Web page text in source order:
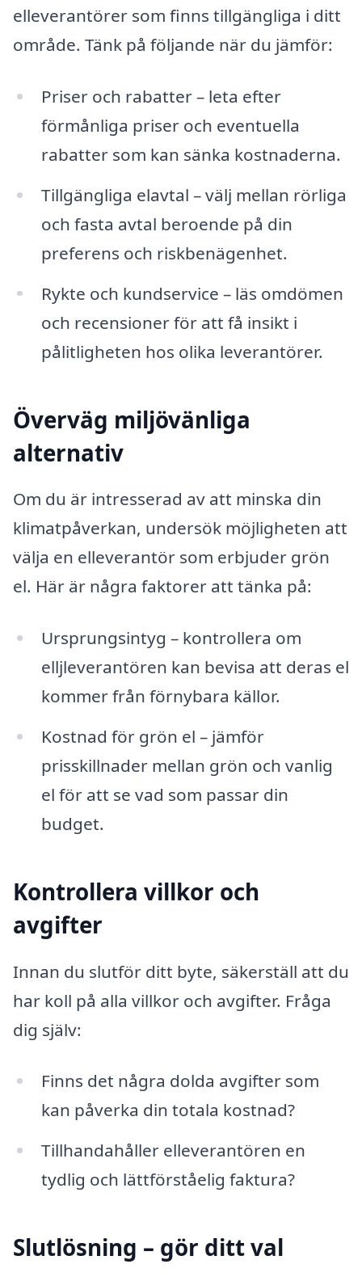
elleverantörer som finns tillgängliga i ditt
område. Tänk på följande när du jämför:
Priser och rabatter – leta efter
förmånliga priser och eventuella
rabatter som kan sänka kostnaderna.
Tillgängliga elavtal – välj mellan rörliga
och fasta avtal beroende på din
preferens och riskbenägenhet.
Rykte och kundservice – läs omdömen
och recensioner för att få insikt i
pålitligheten hos olika leverantörer.
Överväg miljövänliga
alternativ
Om du är intresserad av att minska din
klimatpåverkan, undersök möjligheten att
välja en elleverantör som erbjuder grön
el. Här är några faktorer att tänka på:
Ursprungsintyg – kontrollera om
elljleverantören kan bevisa att deras el
kommer från förnybara källor.
Kostnad för grön el – jämför
prisskillnader mellan grön och vanlig
el för att se vad som passar din
budget.
Kontrollera villkor och
avgifter
Innan du slutför ditt byte, säkerställ att du
har koll på alla villkor och avgifter. Fråga
dig själv:
Finns det några dolda avgifter som
kan påverka din totala kostnad?
Tillhandahåller elleverantören en
tydlig och lättförståelig faktura?
Slutlösning – gör ditt val